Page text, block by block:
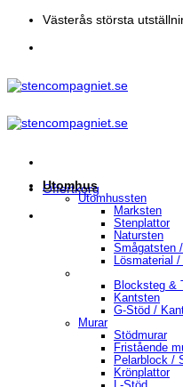
Skip
content
Västerås största
Offertkorg
Utomhus
Utomhussten
Marksten
Stenplattor
Natursten
Smågatsten
Lösmaterial
Blocksteg &
Kantsten
G-Stöd /
Murar
Stödmurar
Fristående
Pelarblock /
Krönplattor